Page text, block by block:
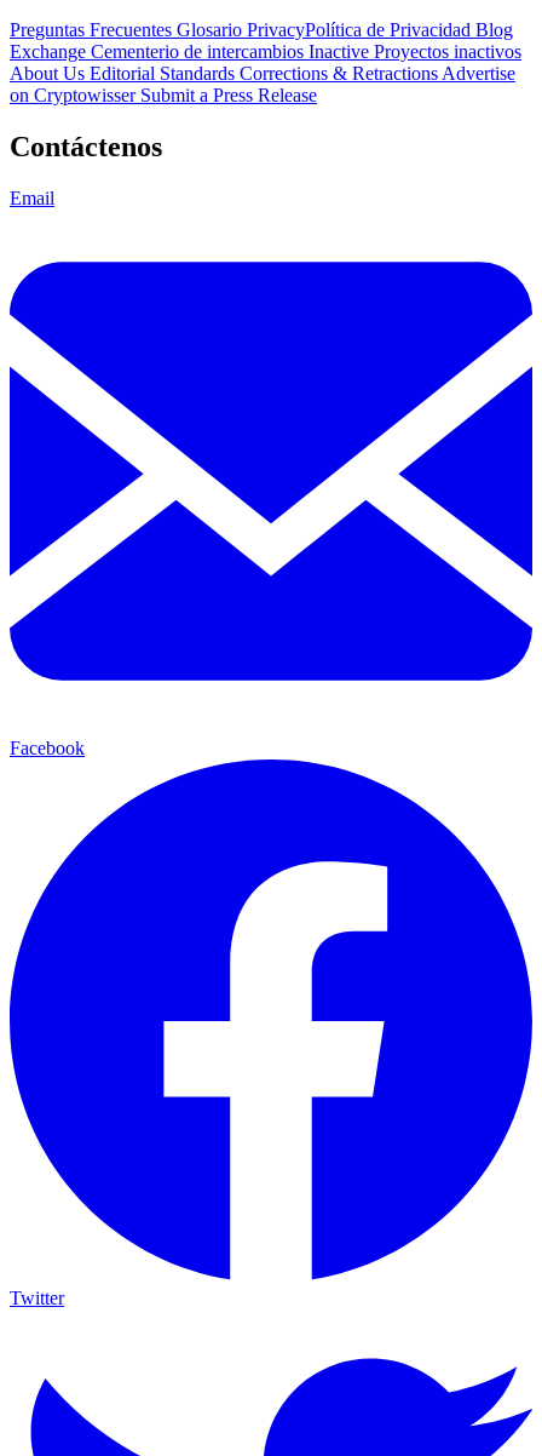
Preguntas Frecuentes Glosario PrivacyPolítica de Privacidad Blog
Exchange Cementerio de intercambios Inactive Proyectos inactivos
About Us Editorial Standards Corrections & Retractions Advertise
on Cryptowisser Submit a Press Release
Contáctenos
Email
Facebook
Twitter